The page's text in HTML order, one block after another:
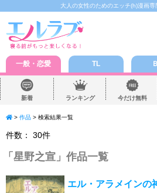
大人の女性のためのエッチ(h)漫画専
一般・恋愛 TL
新着 ランキング 今だけ無料
> 作品 > 検索結果一覧
件数： 30件
「 星野之宣 」作品一覧
エル・アラメインの